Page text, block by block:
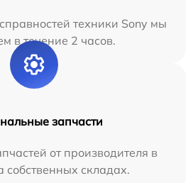
техники Sony мы
в течение 2 часов.
запчасти
от производителя в
собственных складах.